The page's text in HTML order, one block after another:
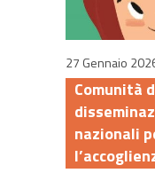
27 Gennaio
Comunità
nazionali